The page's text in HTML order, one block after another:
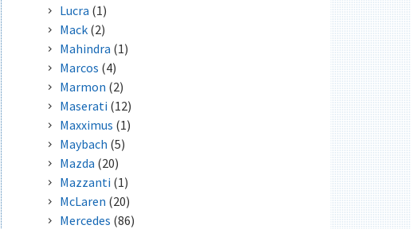
Lucra (1)
Mack(2)
Mahindra (1)
Marcos (4)
Marmon (2)
Maserati (12)
Maxximus (1)
Maybach (5)
Mazda (20)
Mazzanti (1)
McLaren (20)
Mercedes (86)